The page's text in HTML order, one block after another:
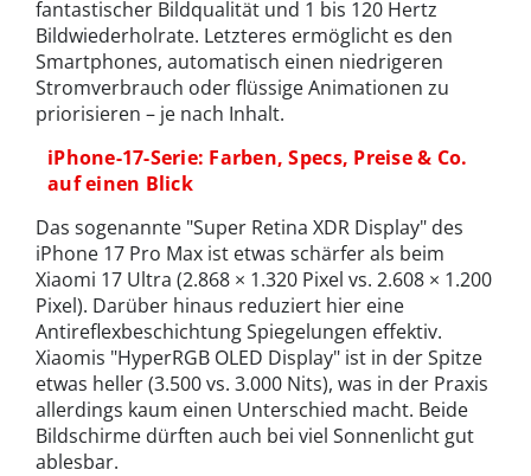
fantastischer Bildqualität und 1 bis 120 Hertz
Bildwiederholrate. Letzteres ermöglicht es den
Smartphones, automatisch einen niedrigeren
Stromverbrauch oder flüssige Animationen zu
priorisieren – je nach Inhalt.
iPhone-17-Serie: Farben, Specs, Preise & Co.
auf einen Blick
Das sogenannte "Super Retina XDR Display" des
iPhone 17 Pro Max ist etwas schärfer als beim
Xiaomi 17 Ultra (2.868 × 1.320 Pixel vs. 2.608 × 1.200
Pixel). Darüber hinaus reduziert hier eine
Antireflexbeschichtung Spiegelungen effektiv.
Xiaomis "HyperRGB OLED Display" ist in der Spitze
etwas heller (3.500 vs. 3.000 Nits), was in der Praxis
allerdings kaum einen Unterschied macht. Beide
Bildschirme dürften auch bei viel Sonnenlicht gut
ablesbar.